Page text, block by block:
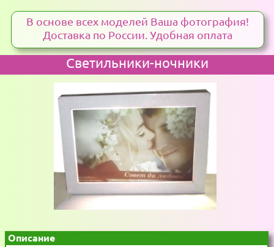
В основе всех моделей Ваша фотография!
Доставка по России. Удобная оплата
Светильники-ночники
Описание